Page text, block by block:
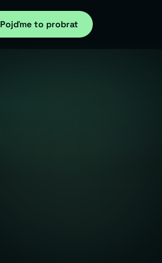
Pojďme to probrat